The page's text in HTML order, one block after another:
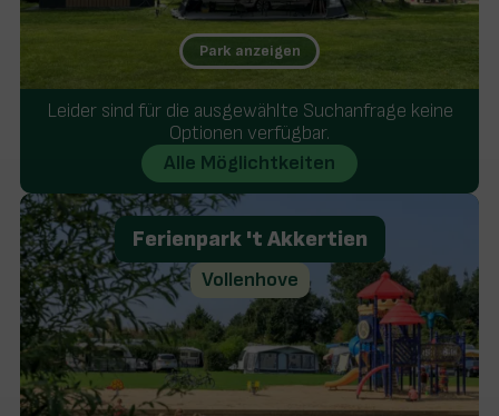
Gemütlich und kinderfreundlich
große Stellplätze
Ländlich und am Waldrand gelegen
Park anzeigen
Leider sind für die ausgewählte Suchanfrage keine
Optionen verfügbar.
Alle Möglichtkeiten
Ferienpark 't Akkertien
Vollenhove